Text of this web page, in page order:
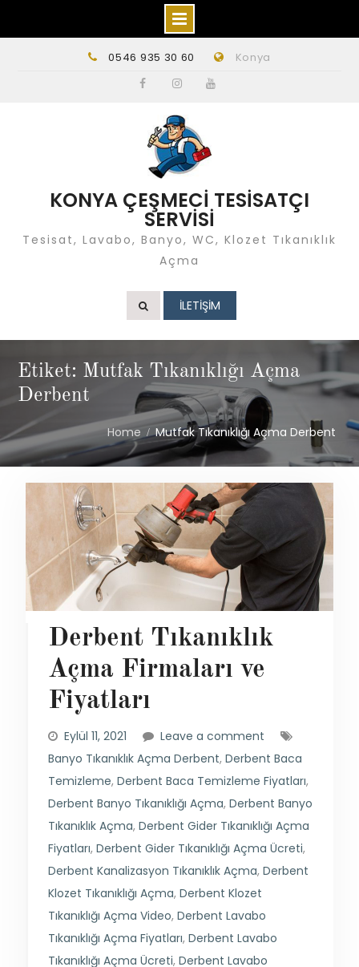
0546 935 30 60 Konya
KONYA ÇEŞMECİ TESİSATÇI
SERVİSİ
Tesisat, Lavabo, Banyo, WC, Klozet Tıkanıklık
Açma
İLETİŞİM
Etiket: Mutfak Tıkanıklığı Açma
Derbent
Home Mutfak Tıkanıklığı Açma Derbent
Derbent Tıkanıklık
Açma Firmaları ve
Fiyatları
Eylül 11, 2021
Leave a comment
Banyo Tıkanıklık Açma Derbent, Derbent Baca
Temizleme, Derbent Baca Temizleme Fiyatları,
Derbent Banyo Tıkanıklığı Açma, Derbent Banyo
Tıkanıklık Açma, Derbent Gider Tıkanıklığı Açma
Fiyatları, Derbent Gider Tıkanıklığı Açma Ücreti,
Derbent Kanalizasyon Tıkanıklık Açma, Derbent
Klozet Tıkanıklığı Açma, Derbent Klozet
Tıkanıklığı Açma Video, Derbent Lavabo
Tıkanıklığı Açma Fiyatları, Derbent Lavabo
Tıkanıklığı Açma Ücreti, Derbent Lavabo